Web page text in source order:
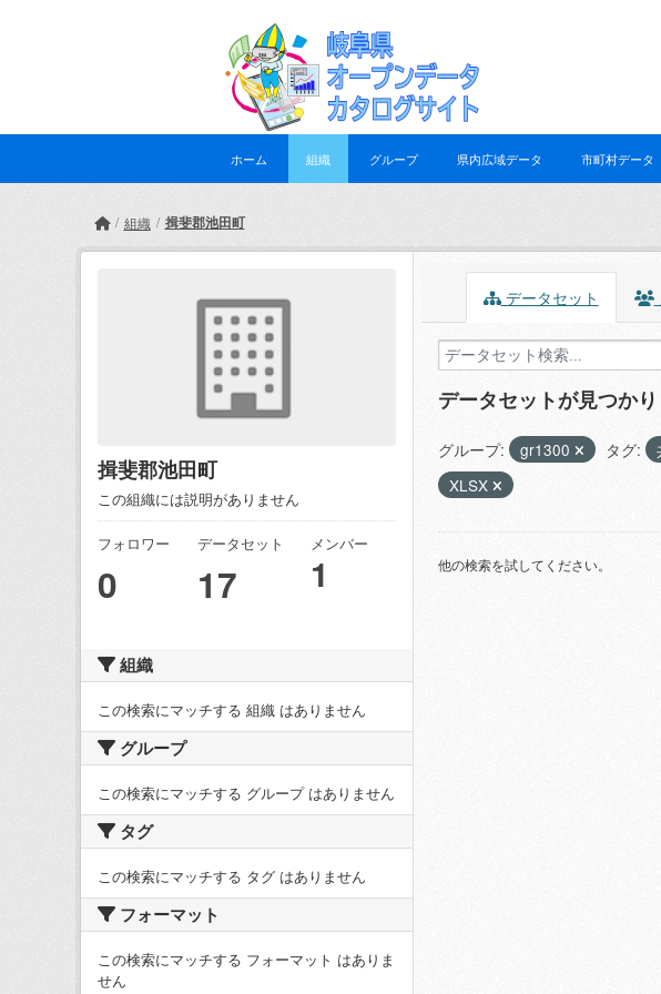
ホーム 組織 グループ 県内広域データ 市町村データ
組織 揖斐郡池田町
揖斐郡池田町
この組織には説明がありません
フォロワー
0
データセット
17
メンバー
1
組織
この検索にマッチする 組織 はありません
グループ
この検索にマッチする グループ はありません
タグ
この検索にマッチする タグ はありません
フォーマット
この検索にマッチする フォーマット はありま
せん
データセット
データセットが見つか
グループ: gr1300 タグ:
XLSX
他の検索を試してください。